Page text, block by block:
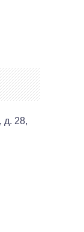
д. 28,